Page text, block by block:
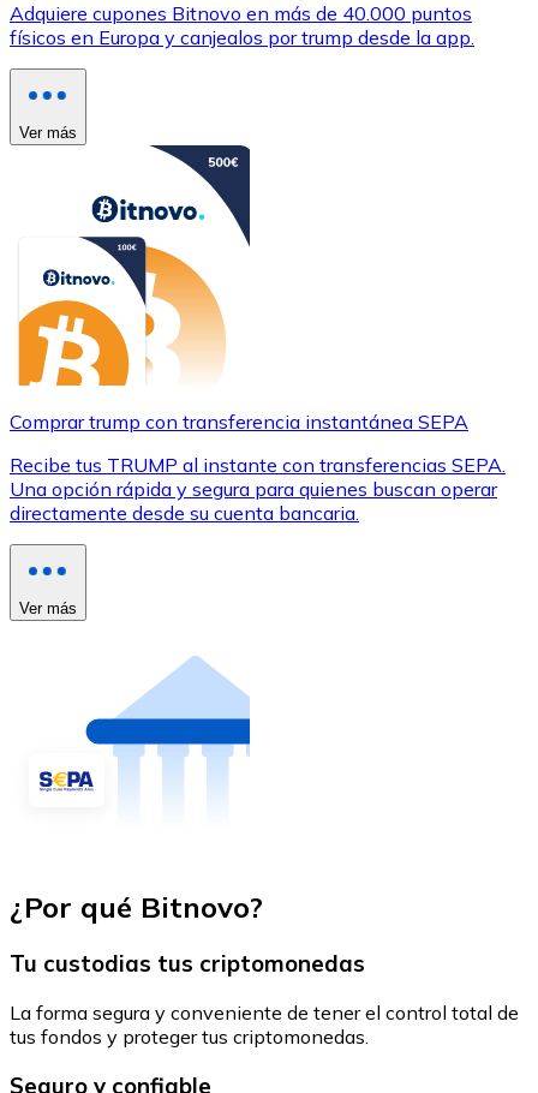
Adquiere cupones Bitnovo en más de 40.000 puntos
físicos en Europa y canjealos por trump desde la app.
Ver más
Comprar trump con transferencia instantánea SEPA
Recibe tus TRUMP al instante con transferencias SEPA.
Una opción rápida y segura para quienes buscan operar
directamente desde su cuenta bancaria.
Ver más
¿Por qué Bitnovo?
Tu custodias tus criptomonedas
La forma segura y conveniente de tener el control total de
tus fondos y proteger tus criptomonedas.
Seguro y confiable